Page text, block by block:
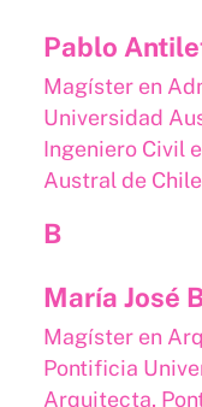
Pablo
Magíster en
Universidad
Ingeniero Civil
Austral de Chile
B
María José
Magíster en
Pontificia
Arquitecta,